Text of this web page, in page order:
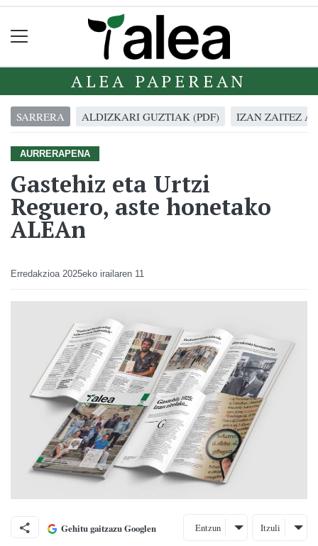
ALEA PAPEREAN
SARRERA ALDIZKARI GUZTIAK (PDF) IZAN ZAITEZ
AURRERAPENA
Gastehiz eta Urtzi
Reguero, aste honetako
ALEAn
Erredakzioa 2025eko irailaren 11
Gehitu gaitzazu Googlen Entzun Itzuli